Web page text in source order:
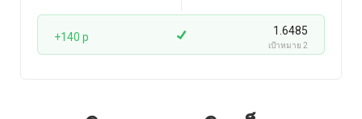
+140 p 1.6485
เป้าหมาย 2